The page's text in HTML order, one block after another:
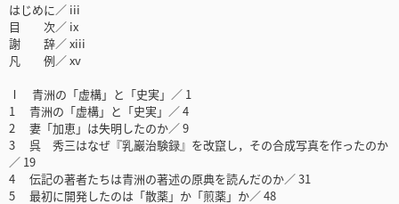
はじめに／ iii
目 次／ ix
謝 辞／ xiii
凡 例／ xv
Ⅰ 青洲の「虚構」と「史実」／ 1
1 青洲の「虚構」と「史実」／ 4
2 妻「加恵」は失明したのか／ 9
3 呉 秀三はなぜ『乳巖治験録』を改竄し，その合成写真を作ったのか
／ 19
4 伝記の著者たちは青洲の著述の原典を読んだのか／ 31
5 最初に開発したのは「散薬」か「煎薬」か／ 48